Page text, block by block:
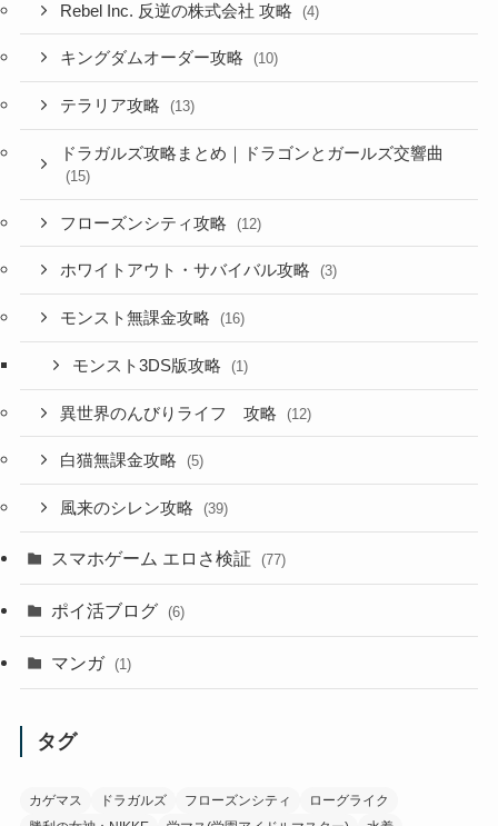
Rebel Inc. 反逆の株式会社 攻略 (4)
キングダムオーダー攻略 (10)
テラリア攻略 (13)
ドラガルズ攻略まとめ｜ドラゴンとガールズ交響曲
(15)
フローズンシティ攻略 (12)
ホワイトアウト・サバイバル攻略 (3)
モンスト無課金攻略 (16)
モンスト3DS版攻略 (1)
異世界のんびりライフ 攻略 (12)
白猫無課金攻略 (5)
風来のシレン攻略 (39)
スマホゲーム エロさ検証 (77)
ポイ活ブログ (6)
マンガ (1)
タグ
カゲマス ドラガルズ フローズンシティ
ローグライク